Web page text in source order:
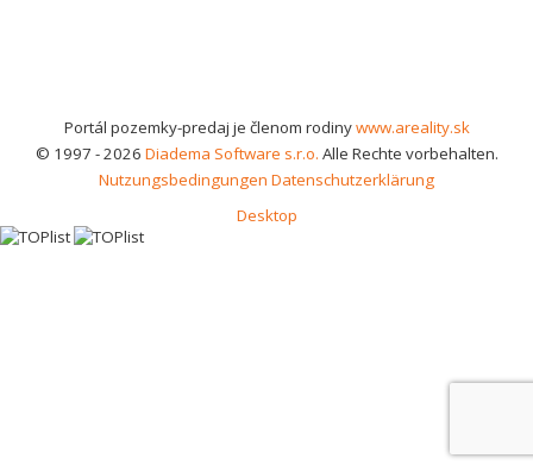
Portál pozemky-predaj je členom rodinywww.areality.sk
© 1997 - 2026 Diadema Software s.r.o. Alle Rechte vorbehalten.
Nutzungsbedingungen Datenschutzerklärung
Desktop